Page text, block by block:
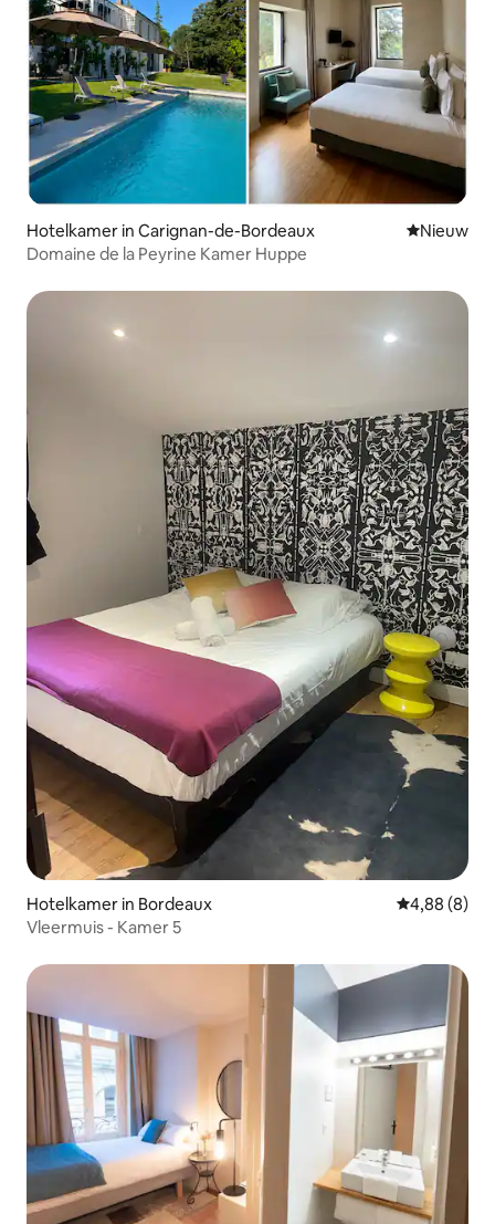
Hotelkamer in Carignan-de-Bordeaux Nieuwe
Nieuw
Domaine de la Peyrine Kamer Huppe
Hotelkamer in Bordeaux Gemiddelde
4,88 (8)
Vleermuis - Kamer 5